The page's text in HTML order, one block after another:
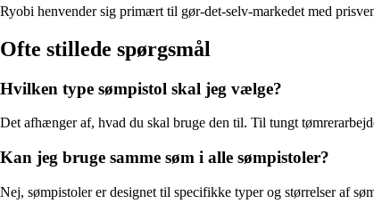
Ryobi henvender sig primært til gør-det-selv-markedet med
Ofte stillede spørgsmål
Hvilken type sømpistol skal jeg vælge?
Det afhænger af, hvad du skal bruge den til. Til tungt
Kan jeg bruge samme søm i alle sømpistoler?
Nej, sømpistoler er designet til specifikke typer og størrelser af